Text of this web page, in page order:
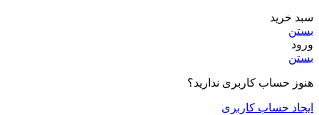
سبد خرید
بستن
ورود
بستن
هنوز حساب کاربری ندارید؟
ایجاد حساب کاربری